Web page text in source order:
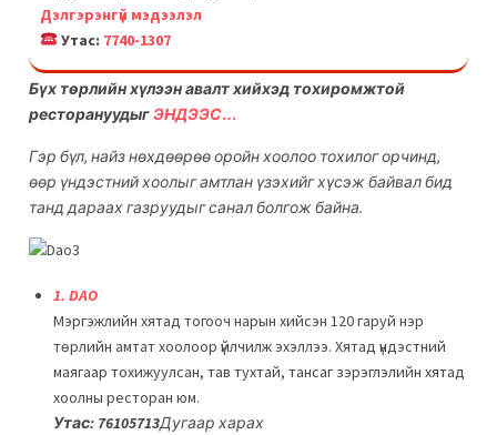
Дэлгэрэнгүй мэдээлэл
Утас: 7740-1307
Бүх төрлийн хүлээн авалт хийхэд тохиромжтой
ресторануудыгЭНДЭЭС…
Гэр бүл, найз нөхдөөрөө оройн хоолоо тохилог орчинд,
өөр үндэстний хоолыг амтлан үзэхийг хүсэж байвал бид
танд дараах газруудыг санал болгож байна.
1. DAO
Мэргэжлийн хятад тогооч нарын хийсэн 120 гаруй нэр
төрлийн амтат хоолоор үйлчилж эхэллээ. Хятад үндэстний
маягаар тохижуулсан, тав тухтай, тансаг зэрэглэлийн хятад
хоолны ресторан юм.
Утас: 76105713Дугаар харах